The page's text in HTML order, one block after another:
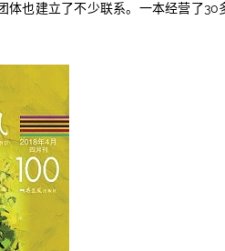
体也建立了不少联系。一本经营了30